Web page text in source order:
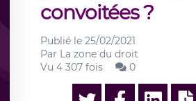
convoitées ?
Publié le 25/02/2021
Par La zone du droit
Vu 4 307 fois
0